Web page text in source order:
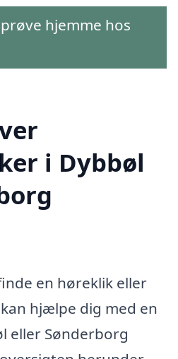
hjemme hos
i Dybbøl
en høreklik eller
hjælpe dig med en
eller Sønderborg